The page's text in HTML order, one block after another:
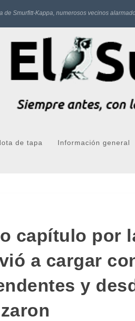
de Smurfitt-Kappa, numerosos vecinos
de tapa Información general
capítulo por
a cargar
y